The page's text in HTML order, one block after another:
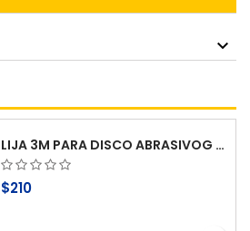
LIJA 3M PARA DISCO ABRASIVOG 100
$210